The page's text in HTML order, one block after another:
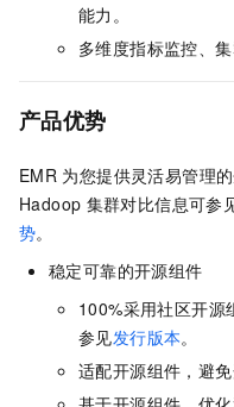
能力。
多维度指标监控、
产品优势
EMR 为您提供灵活易管理
Hadoop 集群对比信息可参
势。
稳定可靠的开源组件
100%采用社区开源
参见发行版本。
适配开源组件，避